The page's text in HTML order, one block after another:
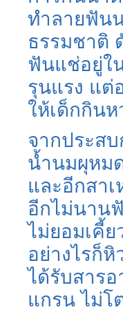
ทำลายฟัน
ธรรมชาติ
ฟันแช่อยู่ใ
รุนแรง แต่
ให้เด็กกิน
จากประส
น้ำนมผุหม
และอีกสา
อีกไม่นาน
ไม่ยอมเคี้
อย่างไรก็
ได้รับสารอ
แกรน ไม่โ